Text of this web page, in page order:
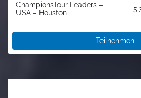
ChampionsTour Leaders –
USA – Houston
Teilnehmen